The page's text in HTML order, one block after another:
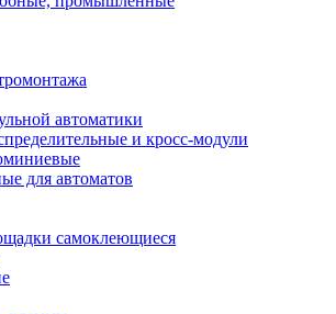
автоматики
и кросс-модули
для автоматов
самоклеющиеся